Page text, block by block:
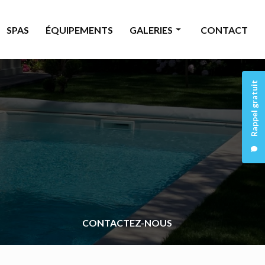
Rappel gratuit
SPAS ÉQUIPEMENTS GALERIES
Spas
Équipements
CONTACT
CONTACTEZ-NOUS